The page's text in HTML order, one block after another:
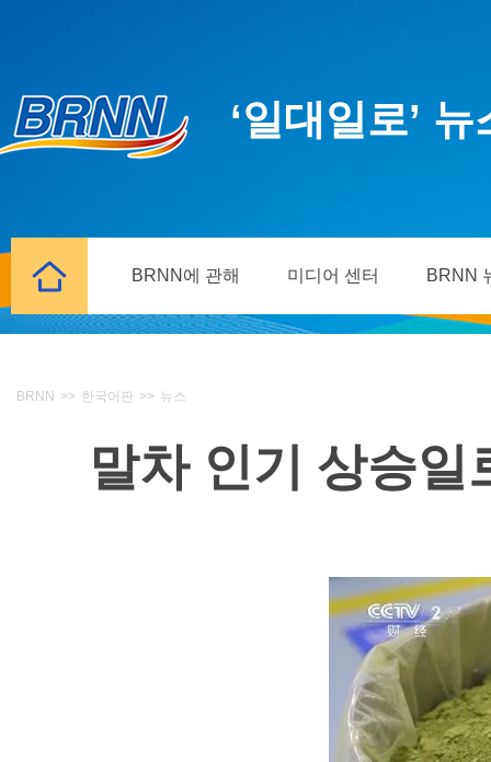
‘일대일로’
BRNN에 관해 미디어 센터 BRNN
BRNN >> 한국어판 >> 뉴스
말차 인기 상승